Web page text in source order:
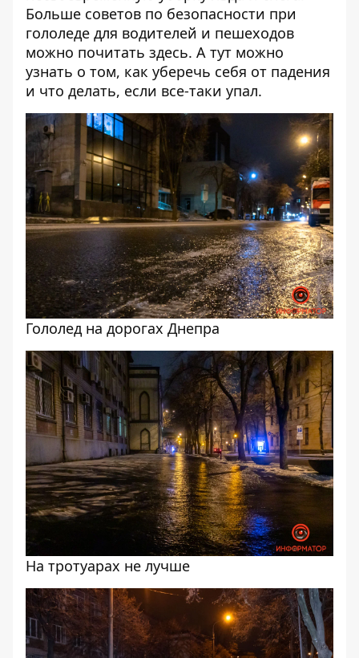
Больше советов по безопасности при
гололеде для водителей и пешеходов
можно почитать здесь. А тут можно
узнать о том, как уберечь себя от падения
и что делать, если все-таки упал.
Гололед на дорогах Днепра
На тротуарах не лучше